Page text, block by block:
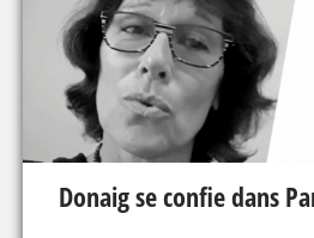
Donaig se confie dans